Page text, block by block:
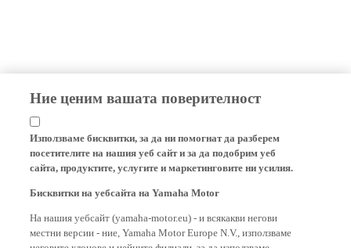
Ние ценим вашата поверителност
Използваме бисквитки, за да ни помогнат да разберем
посетителите на нашия уеб сайт и за да подобрим уеб
сайта, продуктите, услугите и маркетинговите ни усилия.
Бисквитки на уебсайта на Yamaha Motor
На нашия уебсайт (yamaha-motor.eu) - и всякакви негови
местни версии - ние, Yamaha Motor Europe N.V., използваме
неговите клонове и нейните филиали, за да използваме